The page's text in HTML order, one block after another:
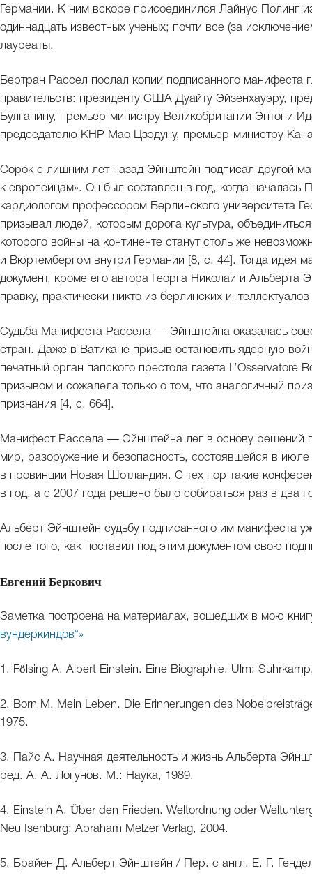
Германии. К ним вскоре присоединился Лайнус
одиннадцать известных ученых; почти все (за
лауреаты.
Бертран Рассел послал копии подписанного манифеста
правительств: президенту США Дуайту Эйзенхауэру,
Булганину, премьер-министру Великобритании Энтони
председателю КНР Мао Цзэдуну, премьер-министру
Сорок с лишним лет назад Эйнштейн подписал другой
к европейцам». Он был составлен в год, когда
кардиологом профессором Берлинского университета
призывал людей, которым дорога культура,
которого войны на континенте станут столь же
и Вюртембергом внутри Германии [8, с. 44]. Тогда идея
документ, кроме его автора Георга Николаи и Альберта
правку, практически никто из берлинских
Судьба Манифеста Рассела — Эйнштейна оказалась
стран. Даже в Ватикане призыв остановить ядерную
печатный орган папского престола газета
призывом и сожалела только о том, что аналогичный
признания [4, с. 664].
Манифест Рассела — Эйнштейна лег в основу решений
мир, разоружение и безопасность, состоявшейся в
в провинции Новая Шотландия. С тех пор такие
в год, а с 2007 года решено было собираться раз в два
Альберт Эйнштейн судьбу подписанного им манифеста
после того, как поставил под этим документом свою
Евгений Беркович
Заметка построена на материалах, вошедших в мою
вундеркиндов“»
1. Fölsing A. Albert Einstein. Eine Biographie. Ulm:
2. Born M. Mein Leben. Die Erinnerungen des
1975.
3. Пайс А. Научная деятельность и жизнь Альберта
ред. А. А. Логунов. М.: Наука, 1989.
4. Einstein A. Über den Frieden. Weltordnung oder
Neu Isenburg: Abraham Melzer Verlag, 2004.
5. Брайен Д. Альберт Эйнштейн / Пер. с англ. Е. Г.